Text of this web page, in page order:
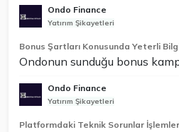
Ondo Finance
Yatırım Şikayetleri
Bonus Şartları Konusunda Yeterli
Ondonun sunduğu bonus
Ondo Finance
Yatırım Şikayetleri
Platformdaki Teknik Sorunlar